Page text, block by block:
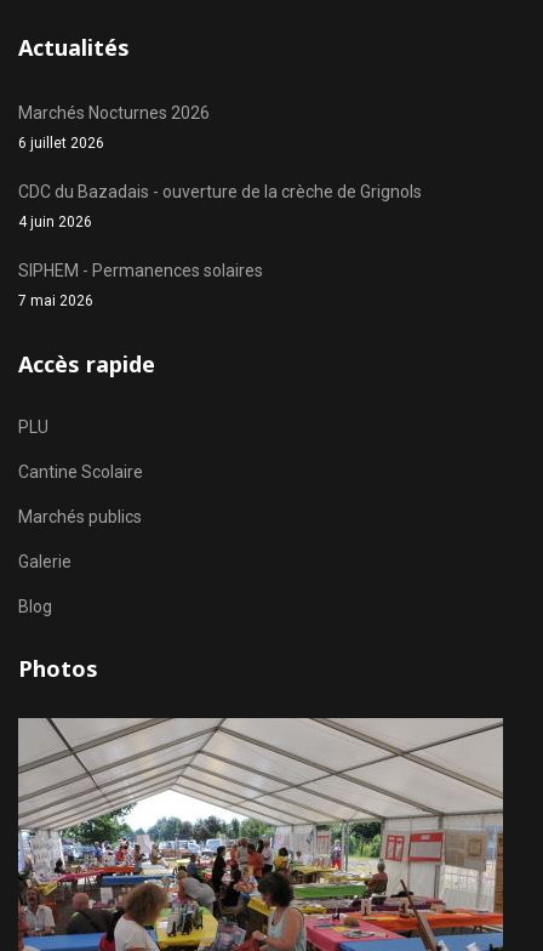
Actualités
Marchés Nocturnes 2026
6 juillet 2026
CDC du Bazadais - ouverture de la crèche de Grignols
4 juin 2026
SIPHEM - Permanences solaires
7 mai 2026
Accès rapide
PLU
Cantine Scolaire
Marchés publics
Galerie
Blog
Photos